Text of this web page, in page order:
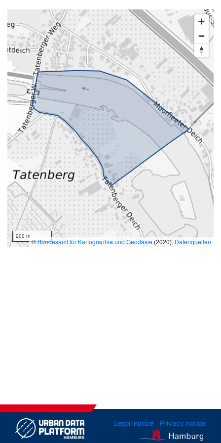
200 m
©Bundesamt für Kartographie und Geodäsie (2020), Datenquellen
Legal notice Privacy notice